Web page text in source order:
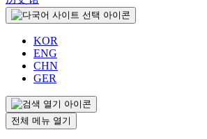
KOR
ENG
CHN
GER
전체 메뉴 열기